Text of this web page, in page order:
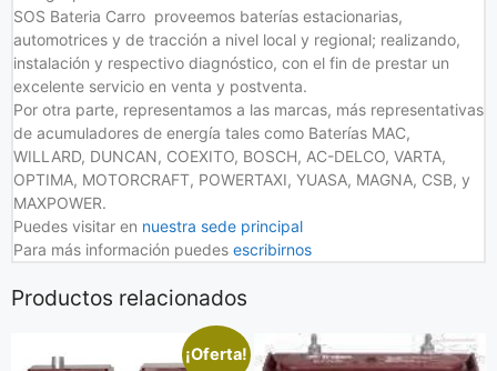
SOS Bateria Carro proveemos baterías estacionarias,
automotrices y de tracción a nivel local y regional; realizando,
instalación y respectivo diagnóstico, con el fin de prestar un
excelente servicio en venta y postventa.
Por otra parte, representamos a las marcas, más representativas
de acumuladores de energía tales como Baterías MAC,
WILLARD, DUNCAN, COEXITO, BOSCH, AC-DELCO, VARTA,
OPTIMA, MOTORCRAFT, POWERTAXI, YUASA, MAGNA, CSB, y
MAXPOWER.
Puedes visitar en nuestra sede principal
Para más información puedes escribirnos
Productos relacionados
¡Oferta!